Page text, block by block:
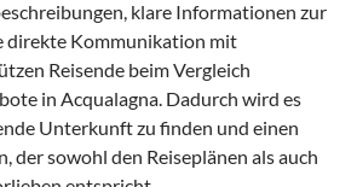
klare Informationen zur
direkte Kommunikation mit
Reisende beim Vergleich
in Acqualagna. Dadurch wird es
Unterkunft zu finden und einen
der sowohl den Reiseplänen als auch